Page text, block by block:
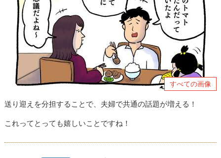
すべての画像
送り迎えを分担することで、夫婦で共通の話題が増える！
これってとっても嬉しいことですね！